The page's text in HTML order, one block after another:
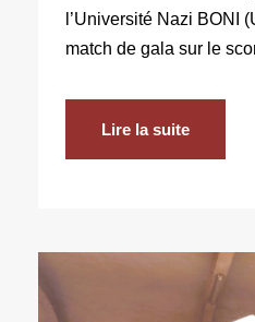
l’Université Nazi BONI
match de gala sur le
Lire la suite